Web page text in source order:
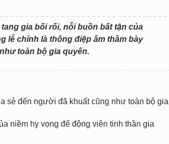
gia bối rối, nỗi buồn bất tận của
lễ chính là thông điệp âm thầm bày
toàn bộ gia quyến.
sẻ đến người đã khuất cũng như toàn bộ gia
niềm hy vọng để động viên tinh thần gia